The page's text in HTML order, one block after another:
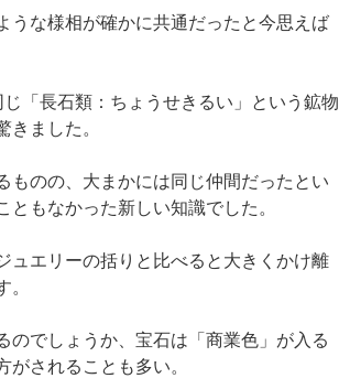
うな様相が確かに共通だったと今思えば
「長石類：ちょうせきるい」という鉱物
きました。
ものの、大まかには同じ仲間だったとい
ともなかった新しい知識でした。
ュエリーの括りと比べると大きくかけ離
。
のでしょうか、宝石は「商業色」が入る
されることも多い。